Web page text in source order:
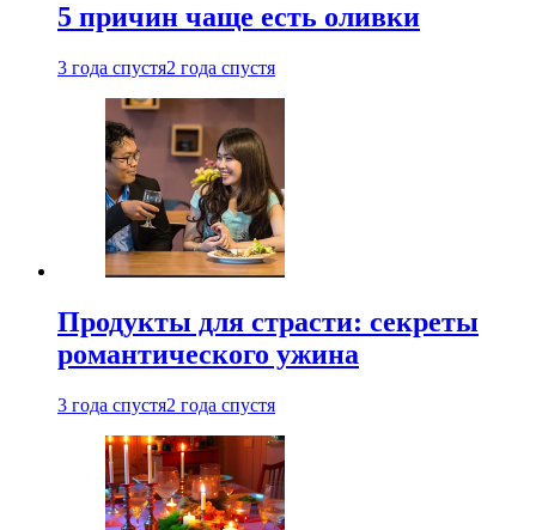
5 причин чаще есть оливки
3 года спустя2 года спустя
Продукты для страсти: секреты
романтического ужина
3 года спустя2 года спустя